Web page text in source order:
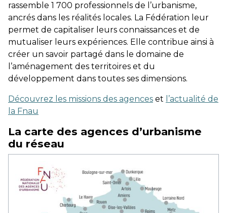
rassemble 1 700 professionnels de l’urbanisme,
ancrés dans les réalités locales. La Fédération leur
permet de capitaliser leurs connaissances et de
mutualiser leurs expériences. Elle contribue ainsi à
créer un savoir partagé dans le domaine de
l’aménagement des territoires et du
développement dans toutes ses dimensions.
Découvrez les missions des agences et l’actualité de
la Fnau
La carte des agences d’urbanisme
du réseau